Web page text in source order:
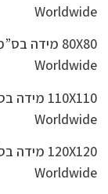
Worldwide
Worldwide
Worldwide
Worldwide